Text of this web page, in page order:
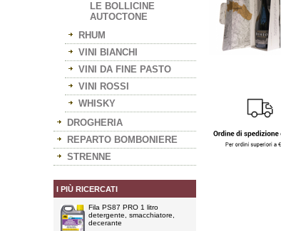
LE BOLLICINE
AUTOCTONE
RHUM
VINI BIANCHI
VINI DA FINE PASTO
VINI ROSSI
WHISKY
DROGHERIA
REPARTO BOMBONIERE
STRENNE
I PIÙ RICERCATI
Fila PS87 PRO 1 litro
detergente, smacchiatore,
decerante